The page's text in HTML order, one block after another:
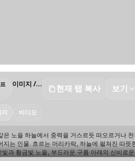
이미지 / 비디오 현재 탭 복사 보기
비디오
은 노을 하늘에서 중력을 거스르듯 떠오르거나 천
지는 인물. 흐르는 머리카락, 하늘에 펼쳐진 따뜻
빛과 황금빛 노을, 부드러운 구름 아래의 신비로운